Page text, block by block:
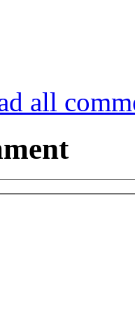
all